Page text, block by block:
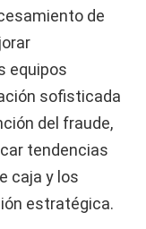
de
equipos
sofisticada
del fraude,
tendencias
caja y los
estratégica.